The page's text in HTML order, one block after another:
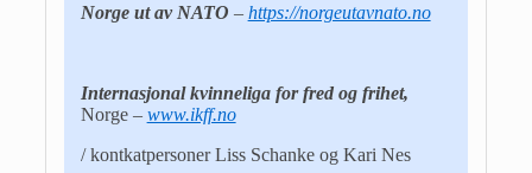
Norge ut av NATO – https://norgeutavnato.no
Internasjonal kvinneliga for fred og frihet,
Norge– www.ikff.no
/ kontkatpersoner Liss Schanke og Kari Nes